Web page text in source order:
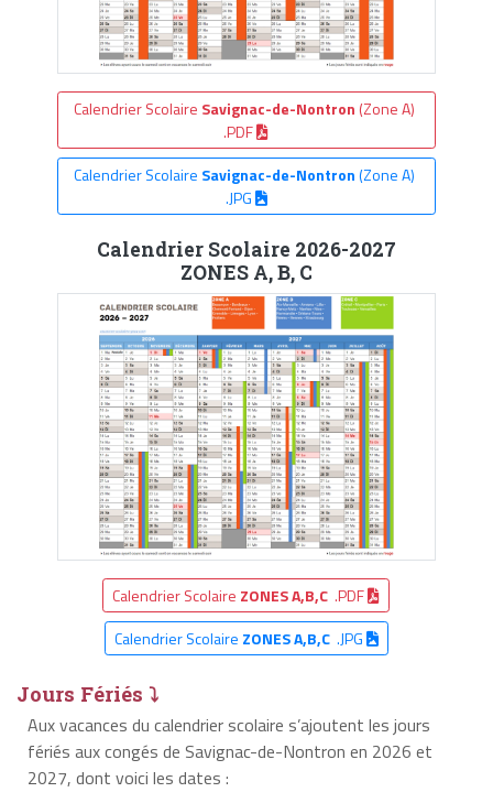
Calendrier Scolaire Savignac-de-Nontron (Zone A)
.PDF
Calendrier Scolaire Savignac-de-Nontron(Zone A)
.JPG
Calendrier Scolaire 2026-2027
ZONES A, B, C
Calendrier Scolaire ZONES A,B,C .PDF
Calendrier Scolaire ZONES A,B,C.JPG
Jours Fériés ⤵
Aux vacances du calendrier scolaire s’ajoutent les jours
fériés aux congés de Savignac-de-Nontron en 2026 et
2027, dont voici les dates :